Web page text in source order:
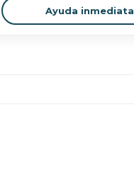
Ayuda inmediata